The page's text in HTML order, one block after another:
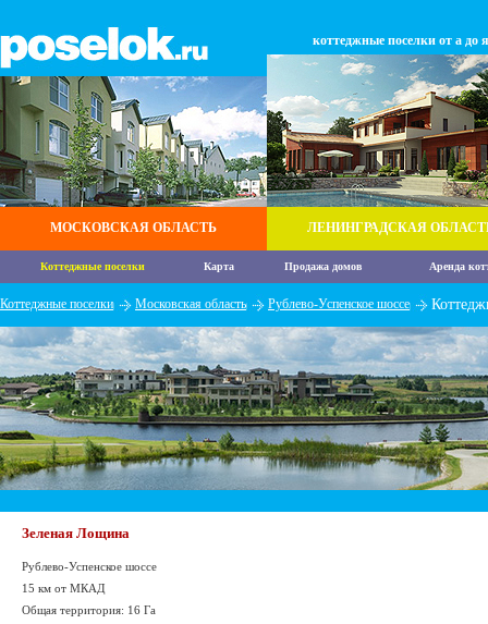
МОСКОВСКАЯ ОБЛАСТЬ
коттеджные поселки от а до я
ЛЕНИНГРАДСКАЯ
Коттеджные поселки Карта Продажа домов Аренда
Коттеджные поселки Московская область Рублево-Успенское шоссе
Зеленая Лощина
Рублево-Успенское шоссе
15 км от МКАД
Общая территория: 16 Га